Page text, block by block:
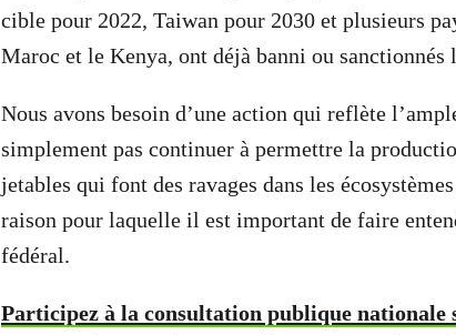
cible pour 2022, Taiwan pour 2030 et plusieurs
Maroc et le Kenya, ont déjà banni ou sanctionnés
Nous avons besoin d’une action qui reflète
simplement pas continuer à permettre la
jetables qui font des ravages dans les
raison pour laquelle il est important de faire
fédéral.
Participez à la consultation publique nationale